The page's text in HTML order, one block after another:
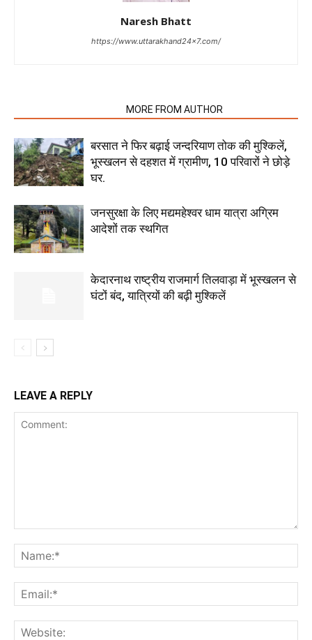
Naresh Bhatt
https://www.uttarakhand24x7.com/
MORE FROM AUTHOR
बरसात ने फिर बढ़ाई जन्दरियाण तोक की मुश्किलें,
भूस्खलन से दहशत में ग्रामीण, 10 परिवारों ने छोड़े
घर.
जनसुरक्षा के लिए मद्यमहेश्वर धाम यात्रा अग्रिम
आदेशों तक स्थगित
केदारनाथ राष्ट्रीय राजमार्ग तिलवाड़ा में भूस्खलन से
घंटों बंद, यात्रियों की बढ़ी मुश्किलें
LEAVE A REPLY